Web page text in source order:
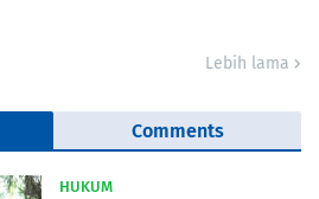
Lebih lama
Comments
HUKUM